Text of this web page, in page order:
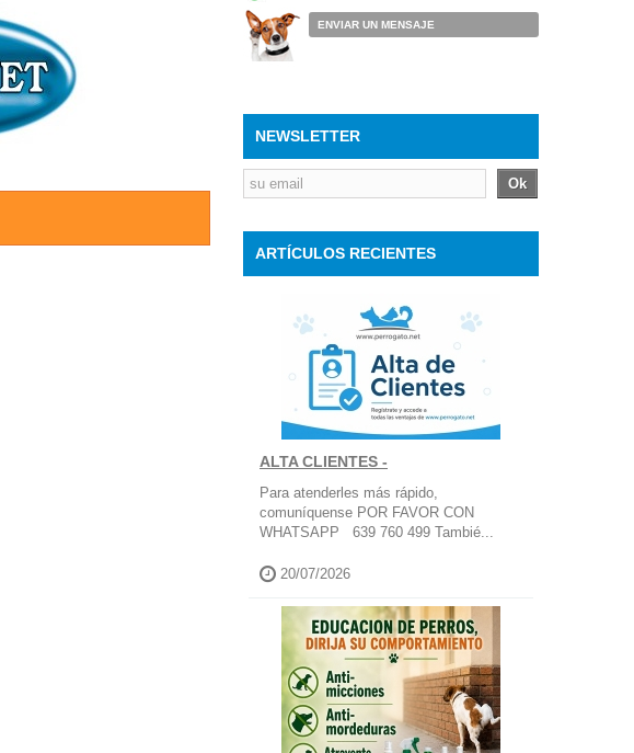
ENVIAR UN MENSAJE
NEWSLETTER
Ok
ARTÍCULOS RECIENTES
ALTA CLIENTES -
Para atenderles más rápido,
comuníquense POR FAVOR CON
WHATSAPP 639 760 499 Tambié...
20/07/2026